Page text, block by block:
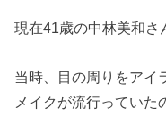
現在41歳の中林美和さ
当時、目の周りをアイ
メイクが流行っていた